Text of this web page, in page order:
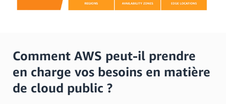
Comment AWS peut-il prendre
en charge vos besoins en matière
de cloud public ?